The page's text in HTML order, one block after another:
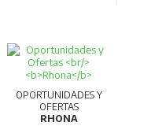
OPORTUNIDADES Y
OFERTAS
RHONA